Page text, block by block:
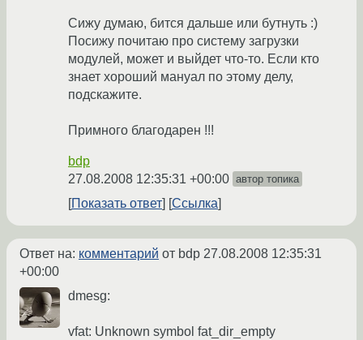
Сижу думаю, бится дальше или бутнуть :)
Посижу почитаю про систему загрузки
модулей, может и выйдет что-то. Если кто
знает хороший мануал по этому делу,
подскажите.
Примного благодарен !!!
bdp
27.08.2008 12:35:31 +00:00 автор топика
Показать ответ Ссылка
Ответ на: комментарий от bdp 27.08.2008 12:35:31
+00:00
dmesg:
vfat: Unknown symbol fat_dir_empty